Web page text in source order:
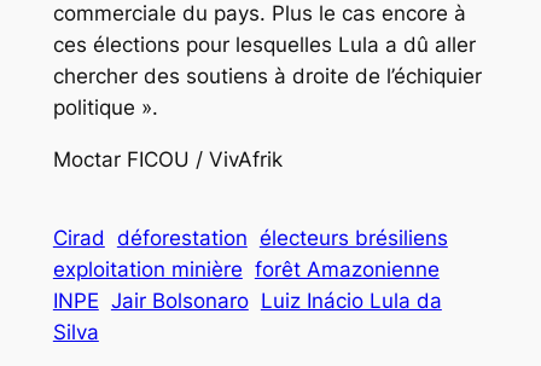
commerciale du pays. Plus le cas encore à
ces élections pour lesquelles Lula a dû aller
chercher des soutiens à droite de l’échiquier
politique ».
Moctar FICOU / VivAfrik
Cirad déforestation électeurs brésiliens
exploitation minière forêt Amazonienne
INPE Jair Bolsonaro Luiz Inácio Lula da
Silva